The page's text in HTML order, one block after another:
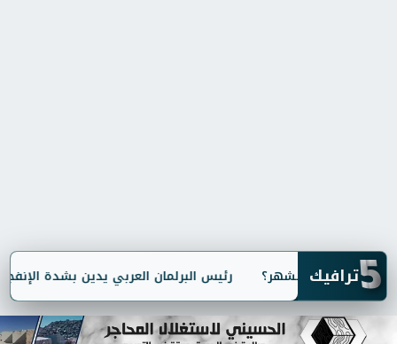
5ترافيك رئيس البرلمان العربي يدين بشدة الإنفجار